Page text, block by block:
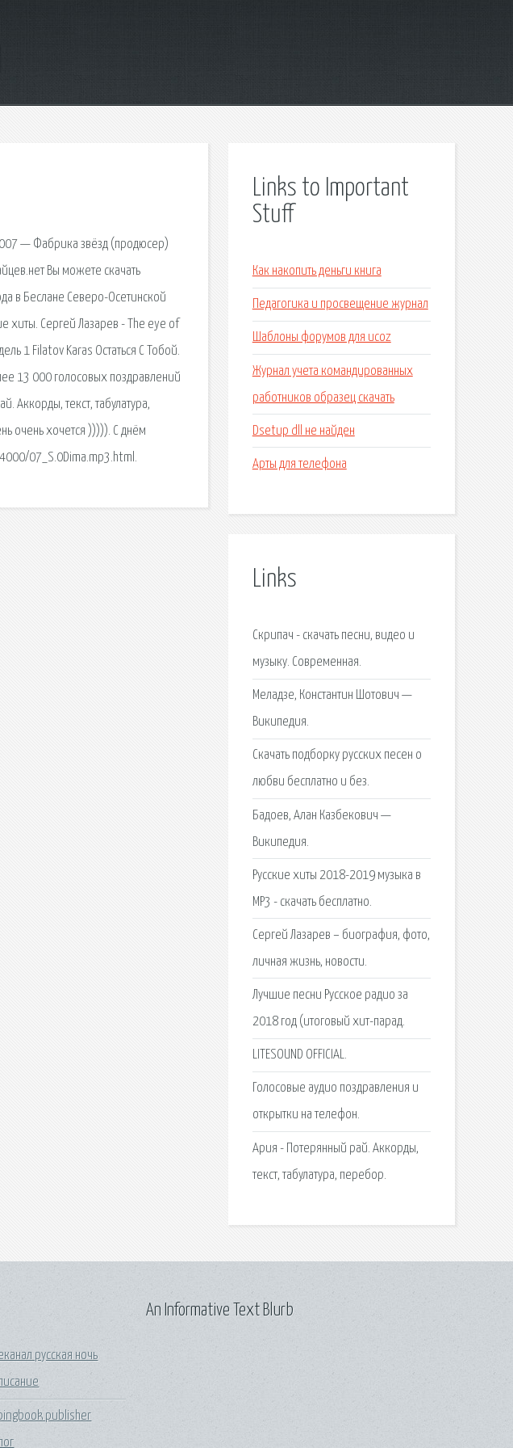
— Фабрика звёзд (продюсер)
Вы можете скачать
в Беслане Северо-Осетинской
хиты. Сергей Лазарев - The eye of
1 Filatov Karas Остаться С Тобой.
13 000 голосовых поздравлений
Аккорды, текст, табулатура,
очень хочется ))))). С днём
07_S.0Dima.mp3.html.
Links to Important
Stuff
Как накопить деньги книга
Педагогика и просвещение журнал
Шаблоны форумов для ucoz
Журнал учета командированных
работников образец скачать
Dsetup dll не найден
Арты для телефона
Links
Скрипач - скачать песни, видео и
музыку. Современная.
Меладзе, Константин Шотович —
Википедия.
Скачать подборку русских песен о
любви бесплатно и без.
Бадоев, Алан Казбекович —
Википедия.
Русские хиты 2018-2019 музыка в
MP3 - скачать бесплатно.
Сергей Лазарев – биография, фото,
личная жизнь, новости.
Лучшие песни Русское радио за
2018 год (итоговый хит-парад.
LITESOUND OFFICIAL.
Голосовые аудио поздравления и
открытки на телефон.
Ария - Потерянный рай. Аккорды,
текст, табулатура, перебор.
русская ночь
publisher
An Informative Text Blurb